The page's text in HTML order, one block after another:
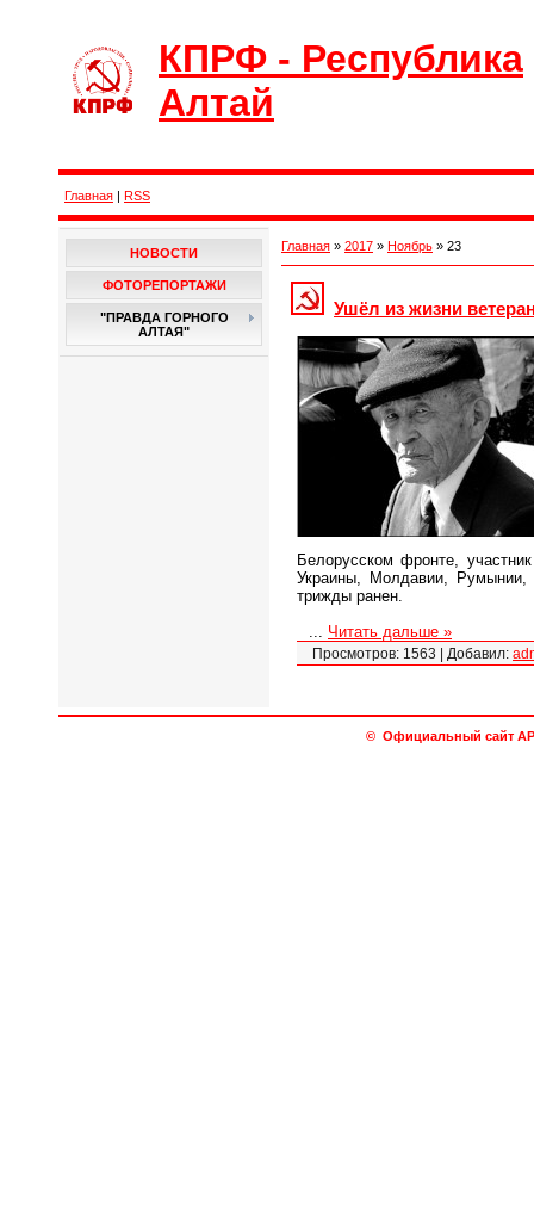
КПРФ - Республика
Алтай
Главная | RSS
НОВОСТИ
ФОТОРЕПОРТАЖИ
"ПРАВДА ГОРНОГО
АЛТАЯ"
Главная » 2017 » Ноябрь » 23
Ушёл из жизни
Белорусском фронте,
Украины, Молдавии,
трижды ранен.
Читать дальше »
Просмотров: 1563 | Добавил:
© Официальный сайт